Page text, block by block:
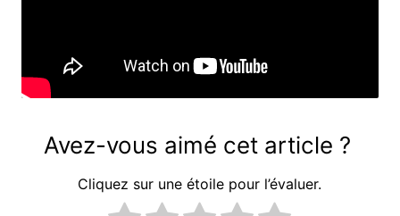
Avez-vous aimé cet article ?
Cliquez sur une étoile pour l’évaluer.